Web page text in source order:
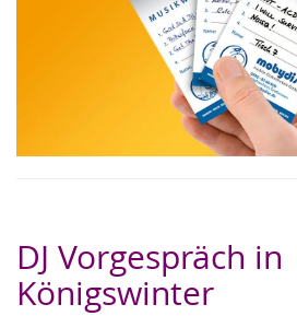
DJ Vorgespräch in
Königswinter